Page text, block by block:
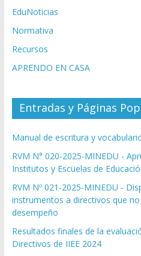
EduNoticias
Normativa
Recursos
APRENDO EN CASA
Entradas y Páginas
Manual de escritura y
RVM N° 020-2025-MINEDU -
Institutos y Escuelas de
RVM Nº 021-2025-MINEDU -
instrumentos a directivos que
desempeño
Resultados finales de la
Directivos de IIEE 2024